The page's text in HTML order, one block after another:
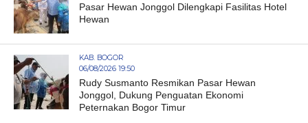
Pasar Hewan Jonggol Dilengkapi Fasilitas Hotel
Hewan
KAB. BOGOR
06/08/2026 19:50
Rudy Susmanto Resmikan Pasar Hewan
Jonggol, Dukung Penguatan Ekonomi
Peternakan Bogor Timur